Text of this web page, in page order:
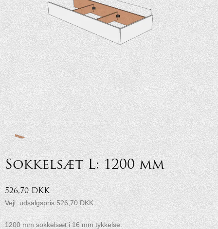
Sokkelsæt L: 1200 mm
526,70 DKK
Vejl. udsalgspris 526,70 DKK
1200 mm sokkelsæt i 16 mm tykkelse.